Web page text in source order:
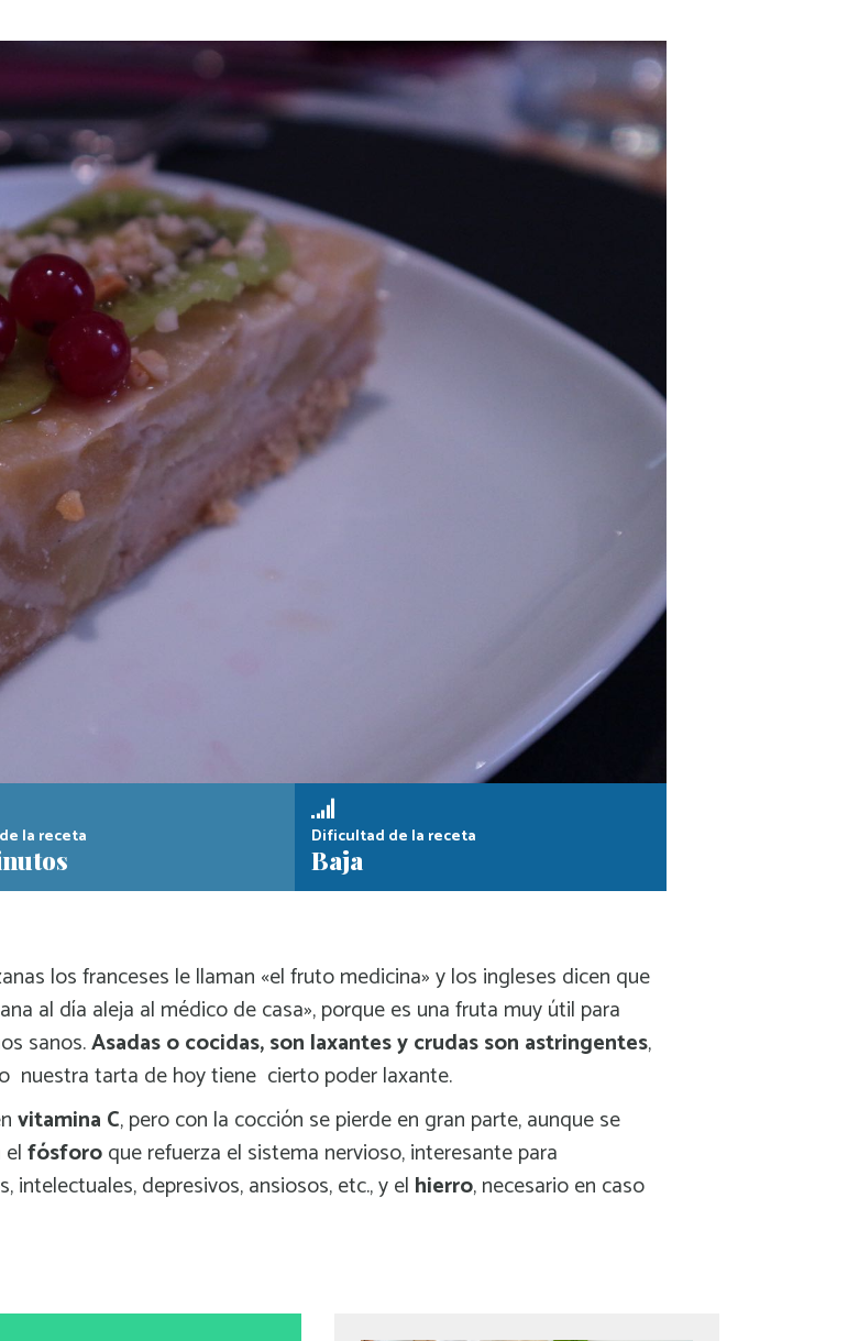
la receta Dificultad de la receta
Baja
los franceses le llaman «el fruto medicina» y los ingleses dicen que
al día aleja al médico de casa», porque es una fruta muy útil para
sanos.Asadas o cocidas, son laxantes y crudas son astringentes,
nuestra tarta de hoy tiene cierto poder laxante.
vitamina C, pero con la cocción se pierde en gran parte, aunque se
fósforoque refuerza el sistema nervioso, interesante para
intelectuales, depresivos, ansiosos, etc., y el hierro, necesario en caso